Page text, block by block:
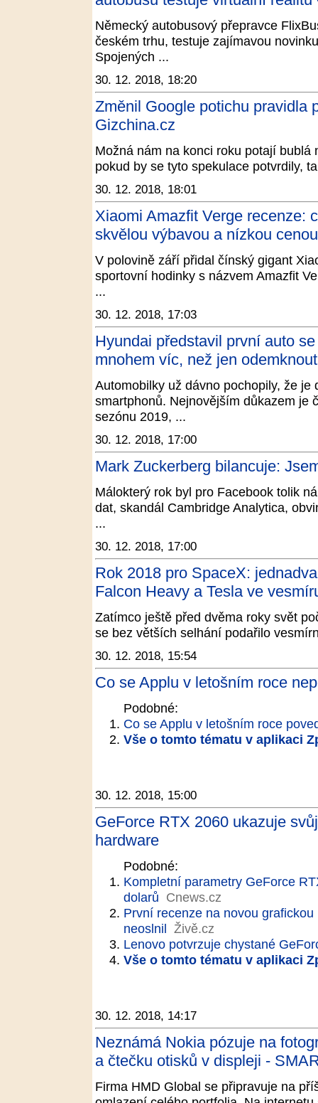
Německý autobusový přepravce
českém trhu, testuje zajímavou
Spojených ...
30. 12. 2018, 18:20
Změnil Google potichu pravidla
Gizchina.cz
Možná nám na konci roku potají
pokud by se tyto spekulace potvrdily,
30. 12. 2018, 18:01
Xiaomi Amazfit Verge recenze:
skvělou výbavou a nízkou
V polovině září přidal čínský gigant
sportovní hodinky s názvem Amazfit
...
30. 12. 2018, 17:03
Hyundai představil první auto
mnohem víc, než jen
Automobilky už dávno pochopily, že je
smartphonů. Nejnovějším důkazem je
sezónu 2019, ...
30. 12. 2018, 17:00
Mark Zuckerberg bilancuje:
Málokterý rok byl pro Facebook tolik
dat, skandál Cambridge Analytica,
...
30. 12. 2018, 17:00
Rok 2018 pro SpaceX:
Falcon Heavy a Tesla ve
Zatímco ještě před dvěma roky svět
se bez větších selhání podařilo
30. 12. 2018, 15:54
Co se Applu v letošním roce
Podobné:
Co se Applu v letošním roce
Vše o tomto tématu v aplikaci
30. 12. 2018, 15:00
GeForce RTX 2060 ukazuje
hardware
Podobné:
Kompletní parametry GeForce
dolarů Cnews.cz
První recenze na novou
neoslnil Živě.cz
Lenovo potvrzuje chystané
Vše o tomto tématu v aplikaci
30. 12. 2018, 14:17
Neznámá Nokia pózuje na
a čtečku otisků v displeji -
Firma HMD Global se připravuje na